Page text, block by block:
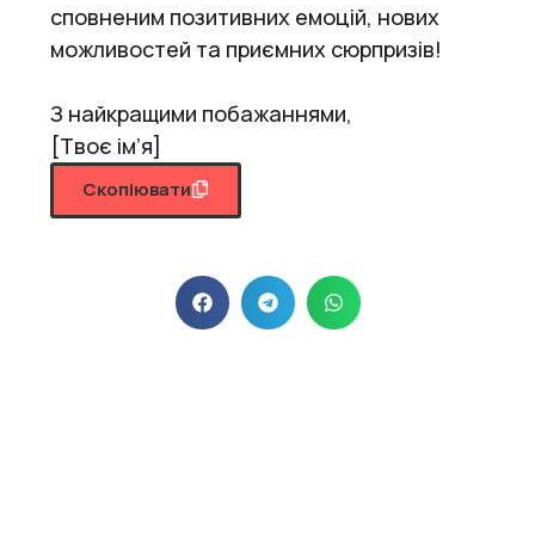
сповненим позитивних емоцій, нових
можливостей та приємних сюрпризів!
З найкращими побажаннями,
[Твоє ім’я]
Скопіювати